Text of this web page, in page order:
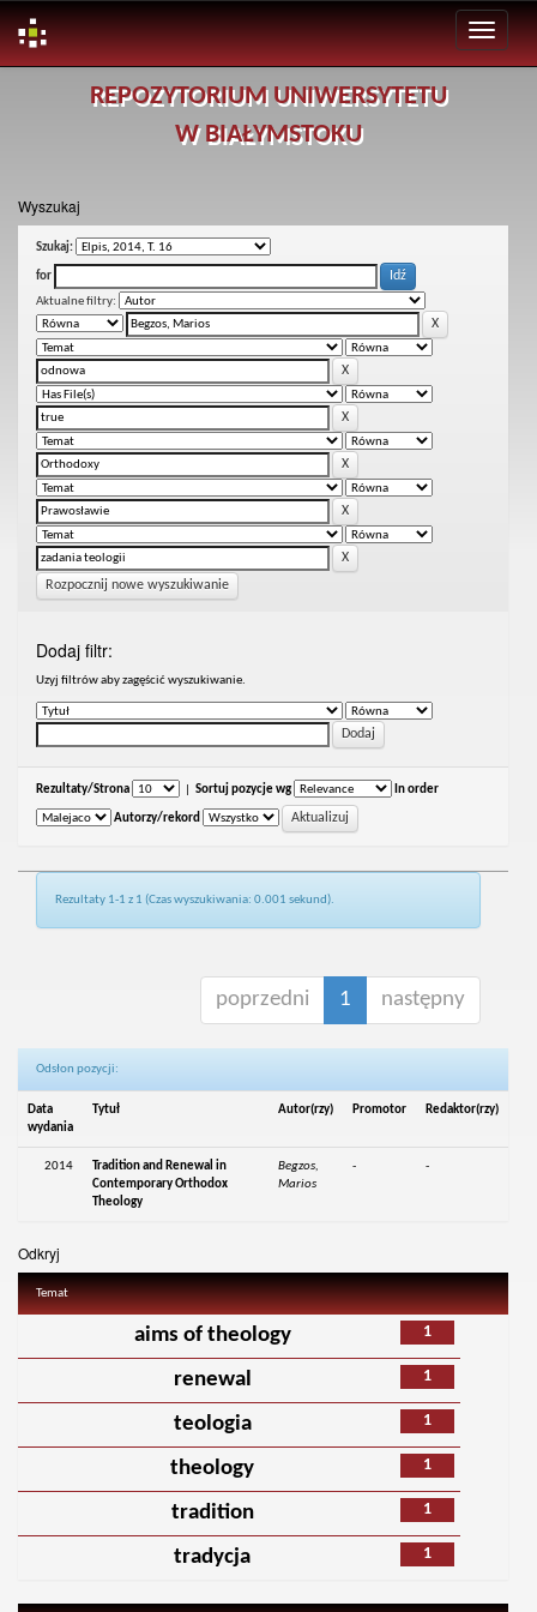
REPOZYTORIUM UNIWERSYTETU
W BIAŁYMSTOKU
Wyszukaj
Szukaj:
for
Aktualne filtry:
Rozpocznij nowe wyszukiwanie
Dodaj filtr:
Uzyj filtrów aby zagęścić wyszukiwanie.
Rezultaty/Strona Sortuj pozycje wg In order
Autorzy/rekord
Rezultaty 1-1 z 1 (Czas wyszukiwania: 0.001 sekund).
poprzedni 1 następny
Odsłon pozycji:
Data
wydania
Tytuł Autor(rzy) Promotor Redaktor(rzy)
2014
Tradition and Renewal in
Contemporary Orthodox
Theology
Begzos,
Marios
- -
Odkryj
Temat
1
aims of theology
1
renewal
1
teologia
1
theology
1
tradition
1
tradycja